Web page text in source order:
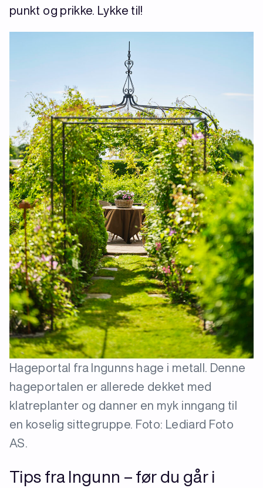
punkt og prikke. Lykke til!
Hageportal fra Ingunns hage i metall. Denne
hageportalen er allerede dekket med
klatreplanter og danner en myk inngang til
en koselig sittegruppe. Foto: Lediard Foto
AS.
Tips fra Ingunn – før du går i